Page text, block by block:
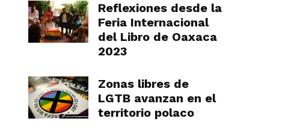
Reflexiones desde la
Feria Internacional
del Libro de Oaxaca
2023
Zonas libres de
LGTB avanzan en el
territorio polaco